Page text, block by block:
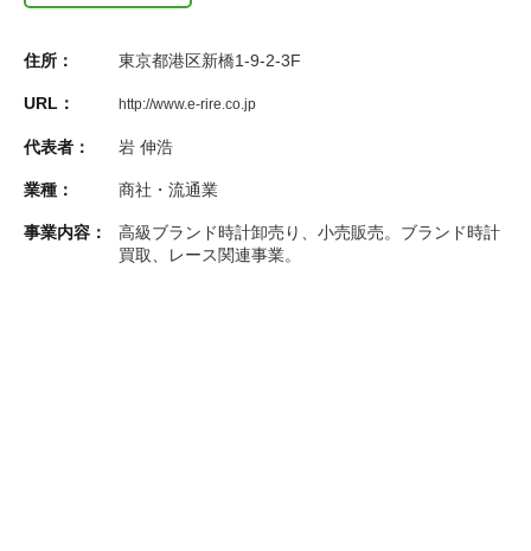
住所： 東京都港区新橋1-9-2-3F
URL： http://www.e-rire.co.jp
代表者： 岩 伸浩
業種： 商社・流通業
事業内容：
高級ブランド時計卸売り、小売販売。ブランド時計
買取、レース関連事業。